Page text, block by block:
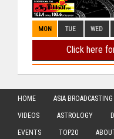
HOME ASIA
VIDEOS ASTROLOGY
EVENTS TOP20